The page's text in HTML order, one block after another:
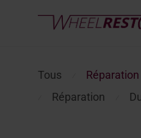
Tous
Réparation